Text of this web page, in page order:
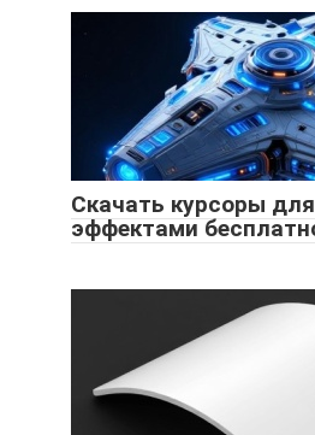
Скачать курсоры
эффектами